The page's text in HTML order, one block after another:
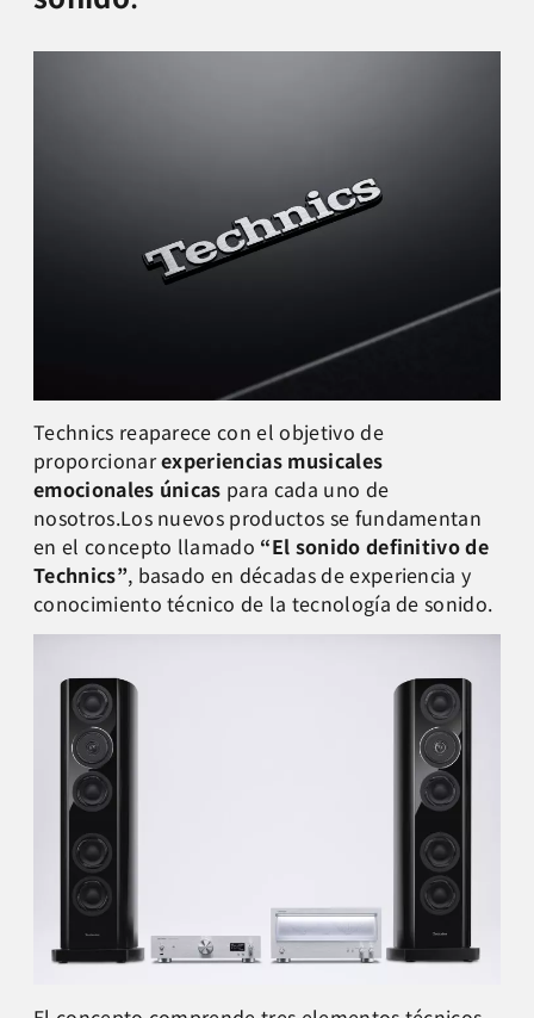
Technics reaparece con el objetivo de
proporcionarexperiencias musicales
emocionales únicas para cada uno de
nosotros.Los nuevos productos se fundamentan
en el concepto llamado “El sonido definitivo de
Technics”, basado en décadas de experiencia y
conocimiento técnico de la tecnología de sonido.